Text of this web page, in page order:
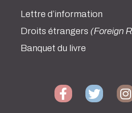
Lettre d’information
Droits étrangers (Foreign
Banquet du livre